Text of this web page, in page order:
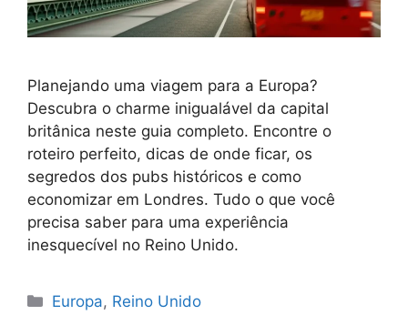
Planejando uma viagem para a Europa?
Descubra o charme inigualável da capital
britânica neste guia completo. Encontre o
roteiro perfeito, dicas de onde ficar, os
segredos dos pubs históricos e como
economizar em Londres. Tudo o que você
precisa saber para uma experiência
inesquecível no Reino Unido.
Categorias
Europa, Reino Unido